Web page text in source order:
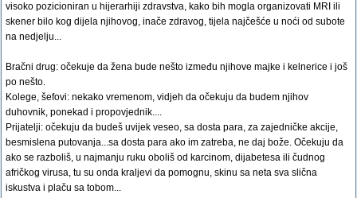
visoko pozicioniran u hijerarhiji zdravstva, kako bih mogla organizovati MRI ili
skener bilo kog dijela njihovog, inače zdravog, tijela najčešće u noći od subote
na nedjelju...
Bračni drug: očekuje da žena bude nešto između njihove majke i kelnerice i još
po nešto.
Kolege, šefovi: nekako vremenom, vidjeh da očekuju da budem njihov
duhovnik, ponekad i propovjednik....
Prijatelji: očekuju da budeš uvijek veseo, sa dosta para, za zajedničke akcije,
besmislena putovanja...sa dosta para ako im zatreba, ne daj bože. Očekuju da
ako se razboliš, u najmanju ruku oboliš od karcinom, dijabetesa ili čudnog
afričkog virusa, tu su onda kraljevi da pomognu, skinu sa neta sva slična
iskustva i plaču sa tobom...